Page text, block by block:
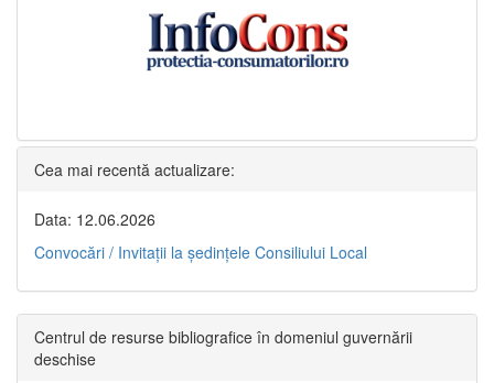
Cea mai recentă actualizare:
Data: 12.06.2026
Convocări / Invitaţii la şedinţele Consiliului Local
Centrul de resurse bibliografice în domeniul guvernării
deschise